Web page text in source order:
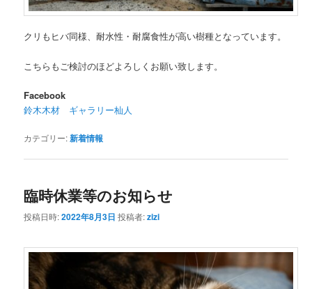
クリもヒバ同様、耐水性・耐腐食性が高い樹種となっています。
こちらもご検討のほどよろしくお願い致します。
Facebook
鈴木木材 ギャラリー杣人
カテゴリー:新着情報
臨時休業等のお知らせ
投稿日時:2022年8月3日 投稿者:zizi